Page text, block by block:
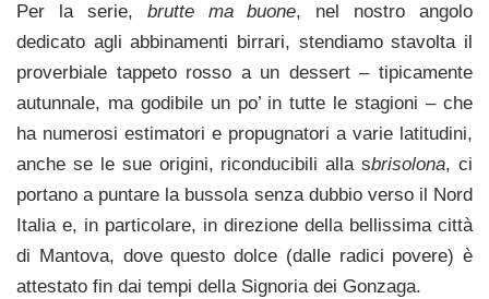
Per la serie, brutte ma buone, nel nostro angolo
dedicato agli abbinamenti birrari, stendiamo stavolta il
proverbiale tappeto rosso a un dessert – tipicamente
autunnale, ma godibile un po’ in tutte le stagioni – che
ha numerosi estimatori e propugnatori a varie latitudini,
anche se le sue origini, riconducibili alla sbrisolona, ci
portano a puntare la bussola senza dubbio verso il Nord
Italia e, in particolare, in direzione della bellissima città
di Mantova, dove questo dolce (dalle radici povere) è
attestato fin dai tempi della Signoria dei Gonzaga.